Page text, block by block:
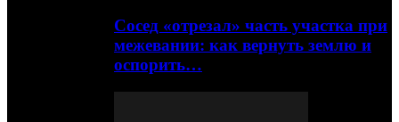
Сосед «отрезал» часть участка при
межевании: как вернуть землю и
оспорить…